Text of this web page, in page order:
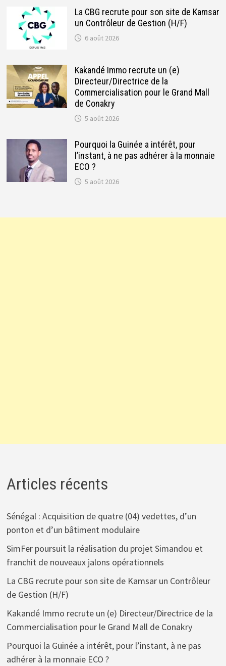
La CBG recrute pour son site de Kamsar
un Contrôleur de Gestion (H/F)
6 août 2026
Kakandé Immo recrute un (e)
Directeur/Directrice de la
Commercialisation pour le Grand Mall
de Conakry
5 août 2026
Pourquoi la Guinée a intérêt, pour
l’instant, à ne pas adhérer à la monnaie
ECO ?
5 août 2026
Articles récents
Sénégal : Acquisition de quatre (04) vedettes, d’un
ponton et d’un bâtiment modulaire
SimFer poursuit la réalisation du projet Simandou et
franchit de nouveaux jalons opérationnels
La CBG recrute pour son site de Kamsar un Contrôleur
de Gestion (H/F)
Kakandé Immo recrute un (e) Directeur/Directrice de la
Commercialisation pour le Grand Mall de Conakry
Pourquoi la Guinée a intérêt, pour l’instant, à ne pas
adhérer à la monnaie ECO ?